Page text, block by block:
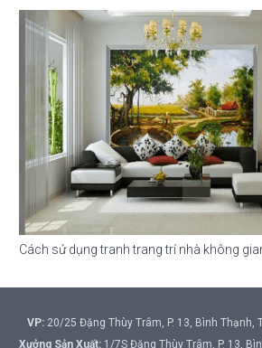
Cách sử dụng tranh trang trí nhà không
VP:20/25 Đặng Thùy Trâm, P. 13, Bình Thạnh,
Xưởng Sản Xuất: 1/7S Đặng Thùy Trâm, P. 13,